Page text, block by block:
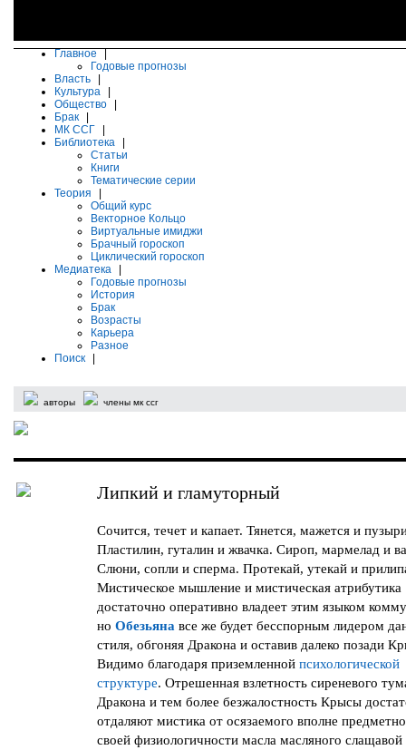
Главное
Годовые прогнозы
Власть
Культура
Общество
Брак
МК ССГ
Библиотека
Статьи
Книги
Тематические серии
Теория
Общий курс
Векторное Кольцо
Виртуальные имиджи
Брачный гороскоп
Циклический гороскоп
Медиатека
Годовые прогнозы
История
Брак
Возрасты
Карьера
Разное
Поиск
авторы члены мк ссг
Липкий и гламуторный
Сочится, течет и капает. Тянется, мажется и
Пластилин, гуталин и жвачка. Сироп, мармелад и
Слюни, сопли и сперма. Протекай, утекай и
Мистическое мышление и мистическая атрибутика
достаточно оперативно владеет этим языком
но Обезьяна все же будет бесспорным лидером
стиля, обгоняя Дракона и оставив далеко позади
Видимо благодаря приземленной психологической
структуре. Отрешенная взлетность сиреневого
Дракона и тем более безжалостность Крысы
отдаляют мистика от осязаемого вполне
своей физиологичности масла масляного слащавой